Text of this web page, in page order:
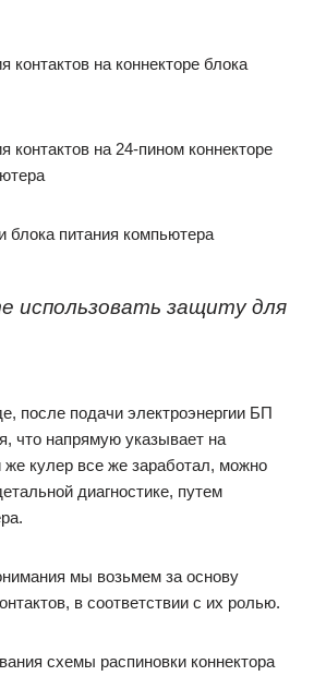
использовать защиту для
после подачи электроэнергии БП
что напрямую указывает на
же кулер все же заработал, можно
диагностике, путем
мы возьмем за основу
в соответствии с их ролью.